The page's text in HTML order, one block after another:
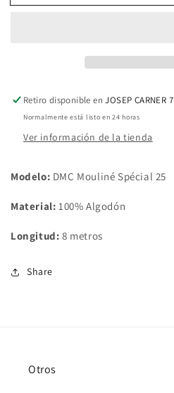
Mouliné
Mouliné
Retiro disponible enJOSEP CARNER 7
Normalmente está listo en 24 horas
Ver información de la tienda
Modelo: DMC Mouliné Spécial 25
Material: 100% Algodón
Longitud: 8 metros
Share
Otros